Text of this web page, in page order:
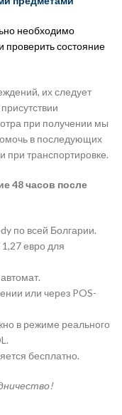
необходимо
проверить состояние
их следует
при получении мы
в последующих
при транспортировке.
48 часов после
по всей Болгарии.
евро для
или через POS-
в режиме реального
бесплатно.